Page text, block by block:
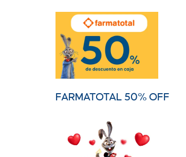
FARMATOTAL 50% OFF